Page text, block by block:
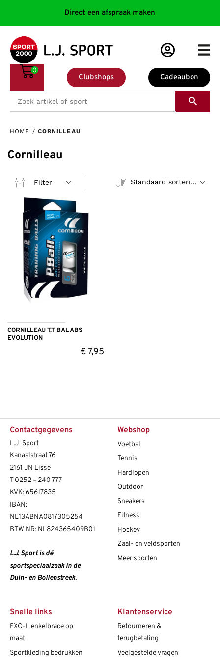
Direct een afspraak maken
Cadeaubon
Clubshops
0
HOME / CORNILLEAU
Cornilleau
Filter Standaard sortering
CORNILLEAU T.T BAL ABS
EVOLUTION
€7,95
Contactgegevens
L.J. Sport
Kanaalstraat 76
2161 JN Lisse
T0252 – 240 777
KVK: 65617835
IBAN:
NL13ABNA0817305254
BTW NR: NL824365409B01
L.J. Sport is dé
sportspeciaalzaak in de
Duin- en Bollenstreek.
Webshop
Voetbal
Tennis
Hardlopen
Outdoor
Sneakers
Fitness
Hockey
Zaal- en veldsporten
Meer sporten
Snelle links
EXO-L enkelbrace op
maat
Sportkleding bedrukken
Klantenservice
Retourneren &
terugbetaling
Veelgestelde vragen